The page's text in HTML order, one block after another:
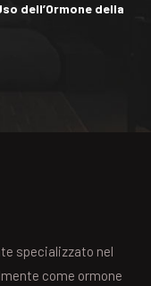
dell’Ormone della
specializzato nel
come ormone